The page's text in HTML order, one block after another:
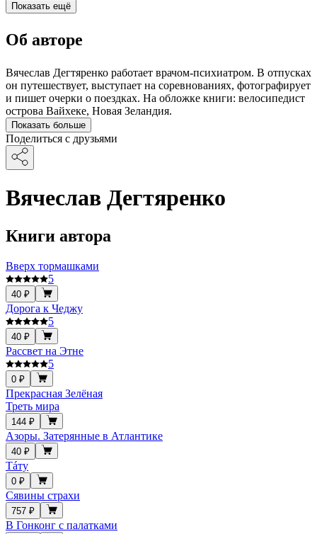
Показать ещё
Об авторе
Вячеслав Дегтяренко работает врачом-психиатром. В отпусках
он путешествует, выступает на соревнованиях, фотографирует
и пишет очерки о поездках. На обложке книги: велосипедист
острова Вайхеке, Новая Зеландия.
Показать больше
Поделиться с друзьями
Вячеслав Дегтяренко
Книги автора
Вверх тормашками
5
40 ₽
Дорога к Чеджу
5
40 ₽
Рассвет на Этне
5
0 ₽
Прекрасная Зелёная
Треть мира
144 ₽
Азоры. Затерянные в Атлантике
40 ₽
Тáту
0 ₽
Сявины страхи
757 ₽
В Гонконг с палатками